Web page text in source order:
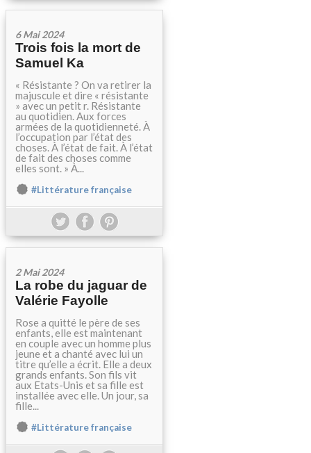
6 Mai 2024
Trois fois la mort de
Samuel Ka
« Résistante ? On va retirer la
majuscule et dire « résistante
» avec un petit r. Résistante
au quotidien. Aux forces
armées de la quotidienneté. À
l’occupation par l’état des
choses. À l’état de fait. À l’état
de fait des choses comme
elles sont. » À...
#Littérature française
2 Mai 2024
La robe du jaguar de
Valérie Fayolle
Rose a quitté le père de ses
enfants, elle est maintenant
en couple avec un homme plus
jeune et a chanté avec lui un
titre qu’elle a écrit. Elle a deux
grands enfants. Son fils vit
aux Etats-Unis et sa fille est
installée avec elle. Un jour, sa
fille...
#Littérature française